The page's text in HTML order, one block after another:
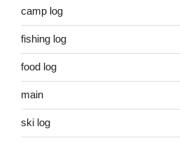
camp log
fishing log
food log
main
ski log